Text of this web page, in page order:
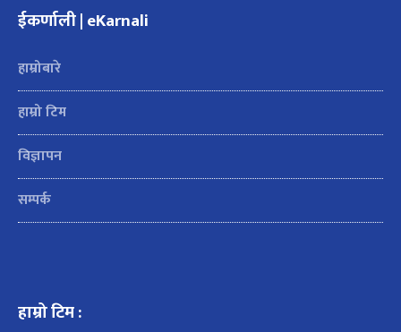
ईकर्णाली | eKarnali
हाम्रोबारे
हाम्रो टिम
विज्ञापन
सम्पर्क
हाम्रो टिम :